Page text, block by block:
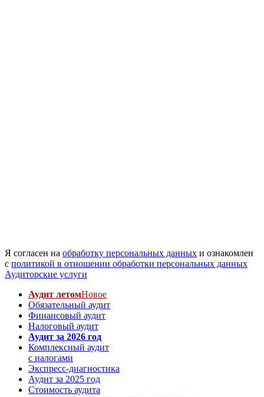
Я согласен на обработку персональных данных и ознакомлен
с политикой в отношении обработки персональных данных
Аудиторские услуги
Аудит летомНовое
Обязательный аудит
Финансовый аудит
Налоговый аудит
Аудит за 2026 год
Комплексный аудит
с налогами
Экспресс-диагностика
Аудит за 2025 год
Стоимость аудита